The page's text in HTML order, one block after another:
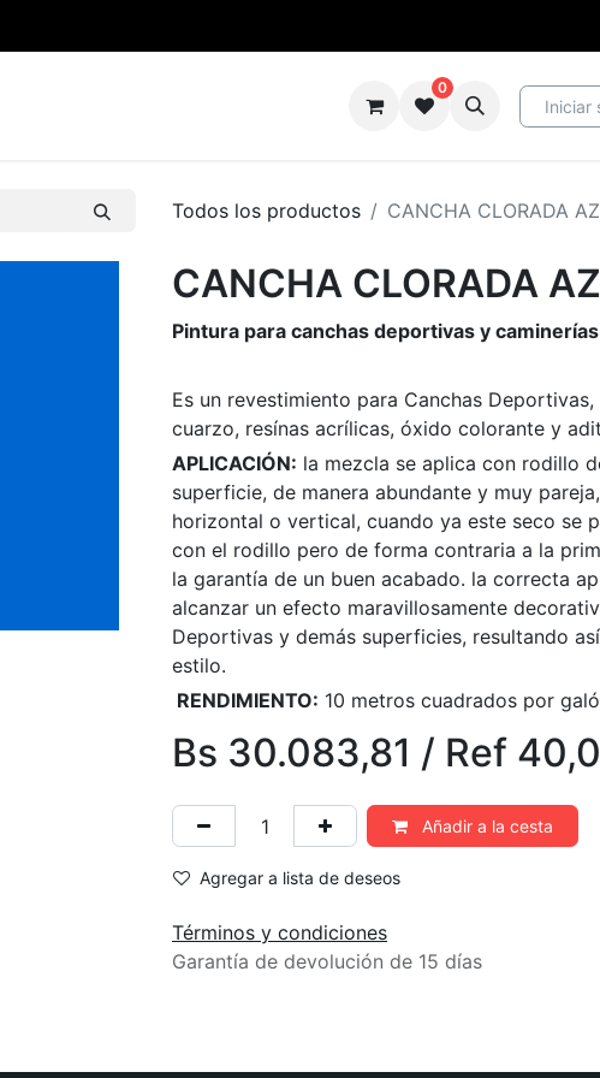
0
Iniciar
Todos los productos CANCHA CLORADA
CANCHA CLORADA
Pintura para canchas deportivas y caminerías
Es un revestimiento para Canchas
cuarzo, resínas acrílicas, óxido colorante y
APLICACIÓN: la mezcla se aplica con rodillo
superficie, de manera abundante y muy
horizontal o vertical, cuando ya este seco se
con el rodillo pero de forma contraria a la
la garantía de un buen acabado. la correcta
alcanzar un efecto maravillosamente
Deportivas y demás superficies, resultando
estilo.
RENDIMIENTO: 10 metros cuadrados por
Bs 30.083,81 / Ref
Añadir a la cesta
Agregar a lista de deseos
Términos y condiciones
Garantía de devolución de 15 días